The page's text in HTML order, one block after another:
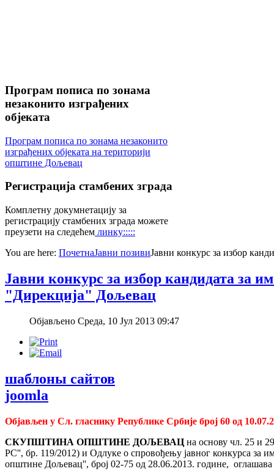
Програм пописа по зонама
незаконито изграђених
објеката
Програм пописа по зонама незаконито
изграђених објеката на територији
општине Дољевац
Регистрација стамбених зграда
Комплетну докумнетацију за
регистрацију стамбених зграда можете
преузети на следећем линку:::::
You are here: ПочетнаЈавни позивиЈавни конкурс за избор
Јавни конкурс за избор кандидата за
"Дирекција" Дољевац
Објављено Среда, 10 Јул 2013 09:47
шаблоны сайтов
joomla
Објављен у Сл. гласнику Републике Србије број 60 од
СКУПШТИНА ОПШТИНЕ ДОЉЕВАЦ на основу чл. 25 и
РС'', бр. 119/2012) и Одлуке о спровођењу јавног конкурса за
општине Дољевац'', број 02-75 од 28.06.2013. године, оглашава